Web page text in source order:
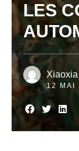
LES
12 MAI